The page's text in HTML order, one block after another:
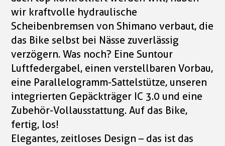
wir kraftvolle hydraulische
Scheibenbremsen von Shimano verbaut, die
das Bike selbst bei Nässe zuverlässig
verzögern. Was noch? Eine Suntour
Luftfedergabel, einen verstellbaren Vorbau,
eine Parallelogramm-Sattelstütze, unseren
integrierten Gepäckträger IC 3.0 und eine
Zubehör-Vollausstattung. Auf das Bike,
fertig, los!
Elegantes, zeitloses Design – das ist das